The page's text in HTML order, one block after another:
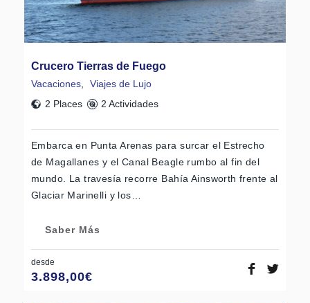
Crucero Tierras de Fuego
Vacaciones
Viajes de Lujo
2 Places
2 Actividades
Embarca en Punta Arenas para surcar el Estrecho
de Magallanes y el Canal Beagle rumbo al fin del
mundo. La travesía recorre Bahía Ainsworth frente al
Glaciar Marinelli y los…
Saber Más
desde
3.898,00€